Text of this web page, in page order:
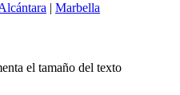
| Marbella